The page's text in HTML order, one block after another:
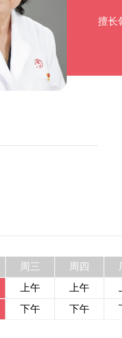
擅长
周三 周四
上午 上午
下午 下午